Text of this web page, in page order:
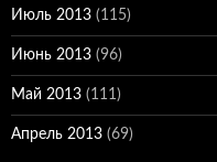
Июль 2013 (115)
Июнь 2013 (96)
Май 2013 (111)
Апрель 2013 (69)